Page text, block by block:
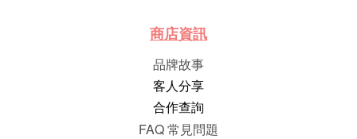
商店資訊
品牌故事
客人分享
合作查詢
FAQ 常見問題